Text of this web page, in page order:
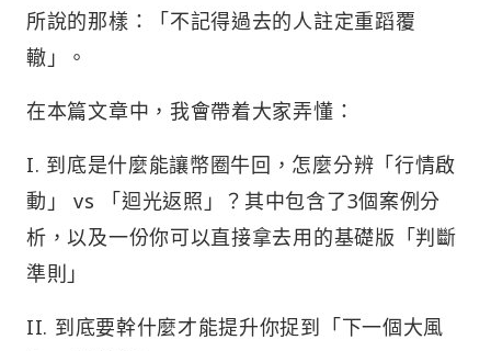
所說的那樣：「不記得過去的人註定重蹈覆
轍」。
在本篇文章中，我會帶着大家弄懂：
I. 到底是什麼能讓幣圈牛回，怎麼分辨「行情啟
動」 vs 「迴光返照」？其中包含了3個案例分
析，以及一份你可以直接拿去用的基礎版「判斷
準則」
II. 到底要幹什麼才能提升你捉到「下一個大風